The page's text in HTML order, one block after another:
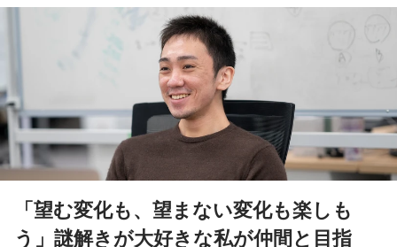
「望む変化も、望まない変化も楽しも
う」謎解きが大好きな私が仲間と目指